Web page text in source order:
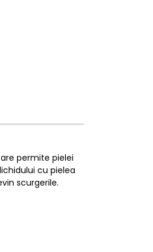
permite pielei
cu pielea
scurgerile.